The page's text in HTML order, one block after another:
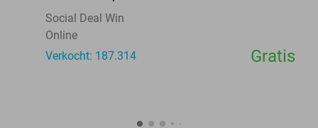
Social Deal Win
Online
Verkocht: 187.314
Gratis